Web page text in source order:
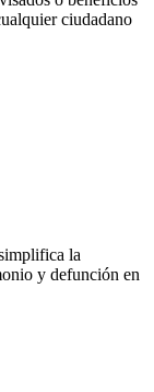
ciudadano
la
y defunción en